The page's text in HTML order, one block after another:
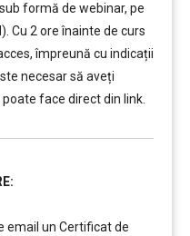
formă de webinar, pe
Cu 2 ore înainte de curs
împreună cu indicații
necesar să aveți
face direct din link.
email un Certificat de